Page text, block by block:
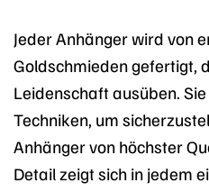
Jeder Anhänger wird von
Goldschmieden gefertigt,
Leidenschaft ausüben.
Techniken, um
Anhänger von höchster
Detail zeigt sich in jedem